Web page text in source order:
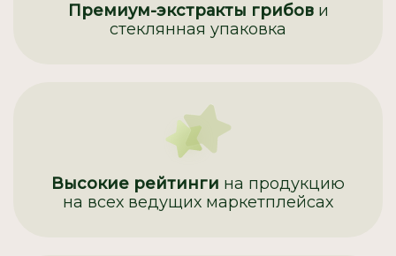
Премиум-экстракты грибов и
стеклянная упаковка
Высокие рейтинги на продукцию
на всех ведущих маркетплейсах